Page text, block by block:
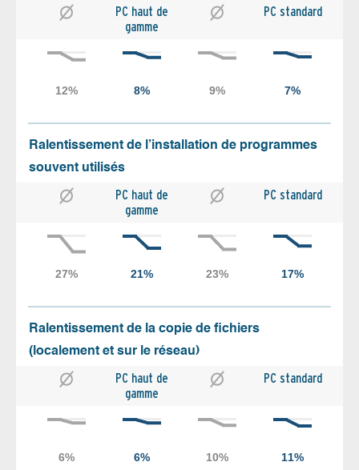
PC haut de
gamme
PC standard
Ralentissement de l’installation de programmes
souvent utilisés
PC haut de
gamme
PC standard
Ralentissement de la copie de fichiers
(localement et sur le réseau)
PC haut de
gamme
PC standard